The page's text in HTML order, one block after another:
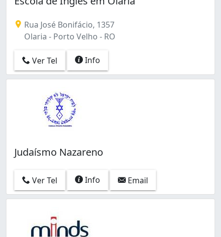
Pedrinhas (1)
São João Bosco (1)
Rua José Bonifácio, 1357
Olaria - Porto Velho - RO
Ver Tel Info
Judaísmo Nazareno
Ver Tel Info Email